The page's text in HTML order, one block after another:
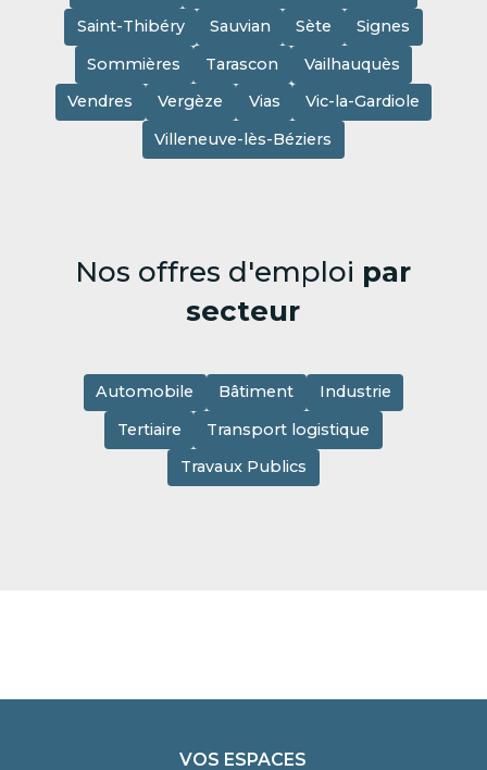
Saint-Thibéry
Sauvian Sète
Signes
Sommières
Tarascon
Vailhauquès
Vendres
Vergèze Vias
Vic-la-Gardiole
Villeneuve-lès-Béziers
Nos offres d'emploi par
secteur
Automobile Bâtiment
Industrie
Tertiaire
Transport logistique
Travaux Publics
VOS ESPACES